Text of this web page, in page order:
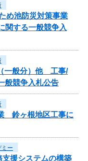
め池防災対策事業
関する一般競争入
一般分）他 工事/
般競争入札公告
鈴ヶ根地区工事に
ミー
援システムの構築